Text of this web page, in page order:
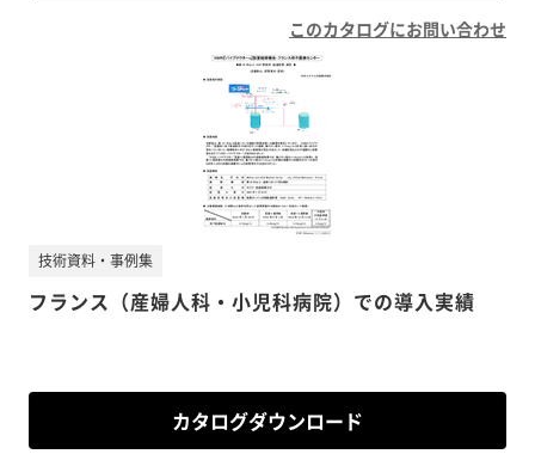
このカタログにお問い合わせ
フランス（産婦人科・小児科病院）での導入実績
技術資料・事例集
カタログダウンロード